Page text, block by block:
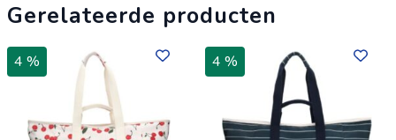
Gerelateerde producten
4 % 4 %